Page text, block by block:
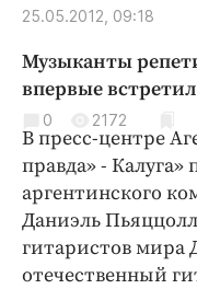
Народные
Криминал
Культура
Образование
Общество
Погода
25.05.2012, 09:18
Музыканты
впервые
0 2172
В пресс-центре
правда» - Калуга»
аргентинского
Даниэль
гитаристов мира
отечественный